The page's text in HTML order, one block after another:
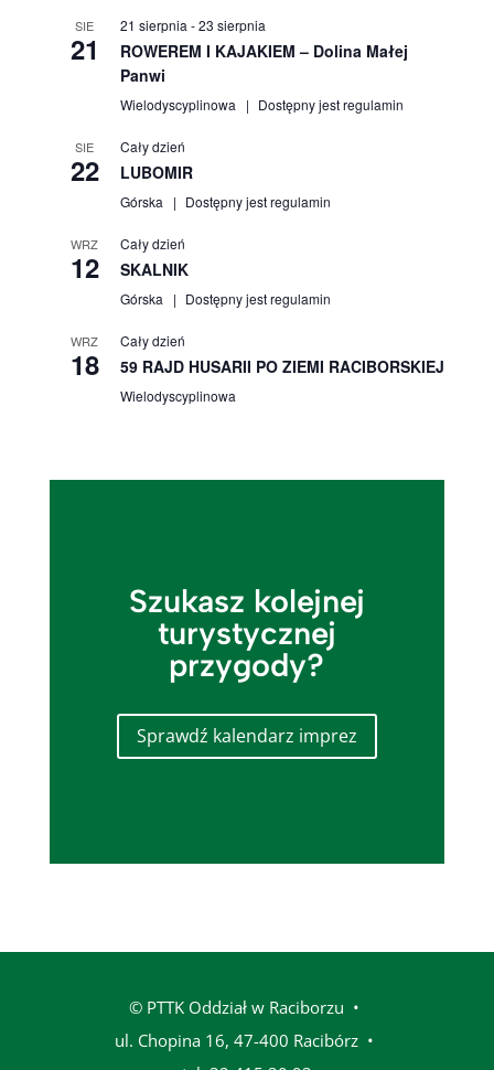
SIE
21
21 sierpnia -23 sierpnia
ROWEREM I KAJAKIEM – Dolina Małej
Panwi
Wielodyscyplinowa Dostępny jest regulamin
SIE
22
Cały dzień
LUBOMIR
Górska Dostępny jest regulamin
WRZ
12
Cały dzień
SKALNIK
Górska Dostępny jest regulamin
WRZ
18
Cały dzień
59 RAJD HUSARII PO ZIEMI RACIBORSKIEJ
Wielodyscyplinowa
Szukasz kolejnej
turystycznej
przygody?
Sprawdź kalendarz imprez
© PTTK Oddział w Raciborzu •
ul. Chopina 16, 47-400 Racibórz •